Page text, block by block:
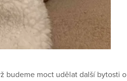
budeme moct udělat další bytosti o